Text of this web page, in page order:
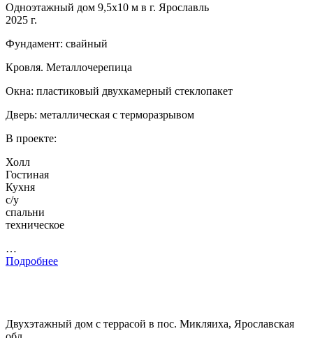
Одноэтажный дом 9,5х10 м в г. Ярославль
2025 г.
Фундамент: свайный
Кровля. Металлочерепица
Окна: пластиковый двухкамерный стеклопакет
Дверь: металлическая с терморазрывом
В проекте:
Холл
Гостиная
Кухня
с/у
спальни
техническое
…
Подробнее
Двухэтажный дом с террасой в пос. Микляиха, Ярославская